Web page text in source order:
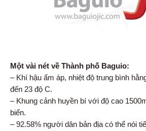
Một vài nét về Thành phố Baguio:
– Khí hậu ấm áp, nhiệt độ trung bình
đến 23 độ C.
– Khung cảnh huyền bí với độ cao
biển.
– 92.58% người dân bản địa có thể nói